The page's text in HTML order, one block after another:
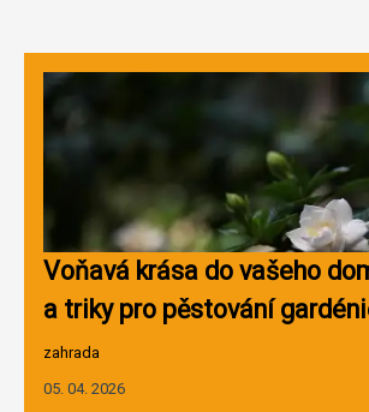
Voňavá krása do vašeho
a triky pro pěstování
zahrada
05. 04. 2026